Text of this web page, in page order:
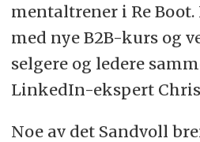
mentaltrener i Re
med nye B2B-kurs og
selgere og ledere
LinkedIn-ekspert
Noe av det Sandvoll